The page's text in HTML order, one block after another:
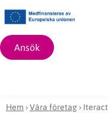
Ansök
Hem ›Våra företag › Iteract